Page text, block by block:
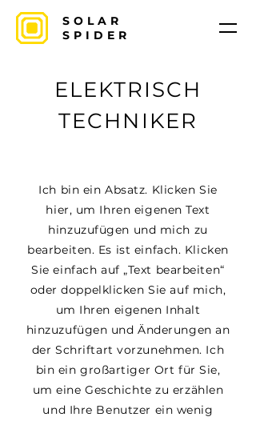
SOLAR
SPIDER
ELEKTRISCH
TECHNIKER
Ich bin ein Absatz. Klicken Sie
hier, um Ihren eigenen Text
hinzuzufügen und mich zu
bearbeiten. Es ist einfach. Klicken
Sie einfach auf „Text bearbeiten“
oder doppelklicken Sie auf mich,
um Ihren eigenen Inhalt
hinzuzufügen und Änderungen an
der Schriftart vorzunehmen. Ich
bin ein großartiger Ort für Sie,
um eine Geschichte zu erzählen
und Ihre Benutzer ein wenig